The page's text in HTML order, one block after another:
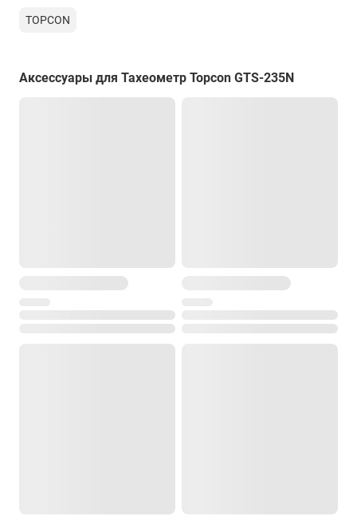
TOPCON
Аксессуары для Тахеометр Topcon GTS-235N